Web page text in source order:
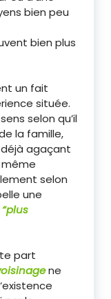
bien peu
bien plus
un fait
située.
selon qu’il
la famille,
déjà agaçant
même
selon
une
“plus
part
ne